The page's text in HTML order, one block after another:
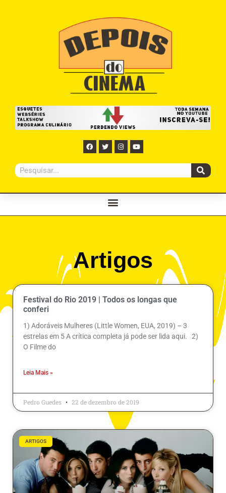
Artigos
Festival do Rio 2019 | Todos os longas que
conferi
1) Adoráveis Mulheres (Little Women, EUA, 2019) – 3
estrelas em 5 A crítica completa já pode ser lida aqui. 2)
O Filme do
Leia Mais »
Pedro Guedes 22 de dezembro de 2019
ARTIGOS